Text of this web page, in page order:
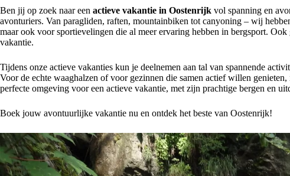
Ben jij op zoek naar een actieve vakantie in Oostenrijk vol spanning en
avonturiers. Van paragliden, raften, mountainbiken tot canyoning – wij
maar ook voor sportievelingen die al meer ervaring hebben in bergsport.
vakantie.
Tijdens onze actieve vakanties kun je deelnemen aan tal van spannende
Voor de echte waaghalzen of voor gezinnen die samen actief willen
perfecte omgeving voor een actieve vakantie, met zijn prachtige bergen en
Boek jouw avontuurlijke vakantie nu en ontdek het beste van Oostenrijk!